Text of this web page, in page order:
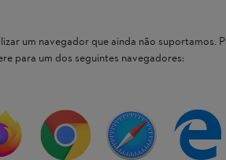
os nossos produtos STIHL
um navegador que ainda não suportamos.
para um dos seguintes navegadores: